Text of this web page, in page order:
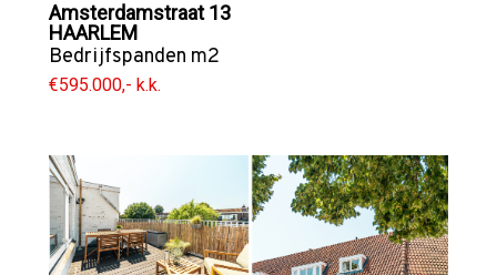
Amsterdamstraat 13
HAARLEM
Bedrijfspanden m2
€595.000,- k.k.